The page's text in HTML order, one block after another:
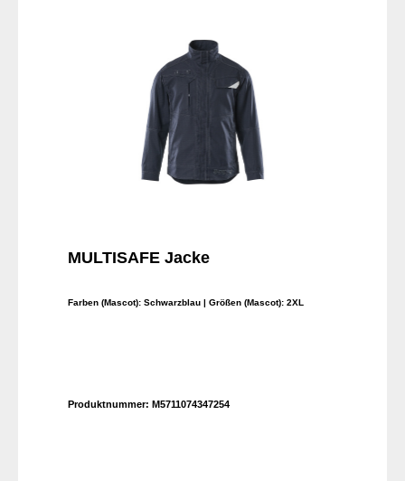
MULTISAFE Jacke
Farben (Mascot): Schwarzblau | Größen (Mascot): 2XL
Produktnummer: M5711074347254